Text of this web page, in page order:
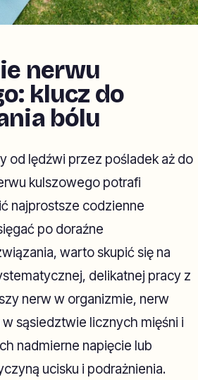
nerwu
klucz do
bólu
od lędźwi przez pośladek aż do
kulszowego potrafi
najprostsze codzienne
po doraźne
warto skupić się na
delikatnej pracy z
nerw w organizmie, nerw
sąsiedztwie licznych mięśni i
nadmierne napięcie lub
ucisku i podrażnienia.